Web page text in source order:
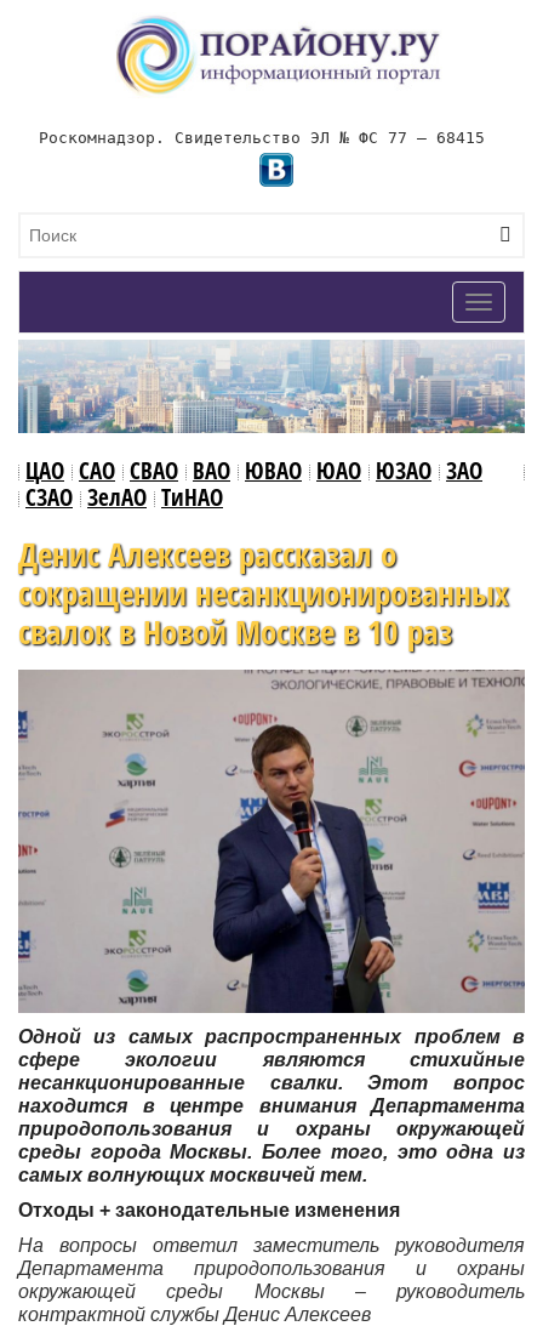
Роскомнадзор. Свидетельство ЭЛ № ФС 77 – 68415
Toggle
ЦАО САО СВАО ВАО ЮВАО ЮАО ЮЗАО ЗАО
СЗАО ЗелАО ТиНАО
Денис Алексеев рассказал о
сокращении несанкционированных
свалок в Новой Москве в 10 раз
Одной из самых распространенных проблем в
сфере экологии являются стихийные
несанкционированные свалки. Этот вопрос
находится в центре внимания Департамента
природопользования и охраны окружающей
среды города Москвы. Более того, это одна из
самых волнующих москвичей тем.
Отходы + законодательные изменения
На вопросы ответил заместитель руководителя
Департамента природопользования и охраны
окружающей среды Москвы – руководитель
контрактной службы Денис Алексеев